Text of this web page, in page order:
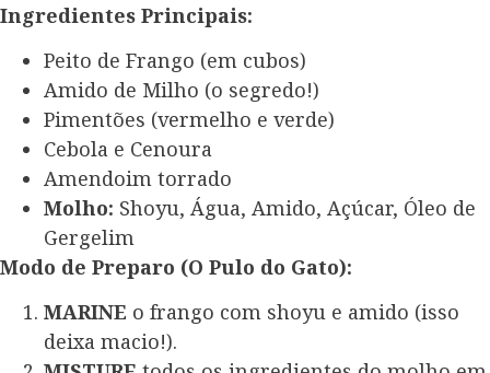
Ingredientes Principais:
Peito de Frango (em cubos)
Amido de Milho (o segredo!)
Pimentões (vermelho e verde)
Cebola e Cenoura
Amendoim torrado
Molho: Shoyu, Água, Amido, Açúcar, Óleo de
Gergelim
Modo de Preparo (O Pulo do Gato):
MARINE o frango com shoyu e amido (isso
deixa macio!).